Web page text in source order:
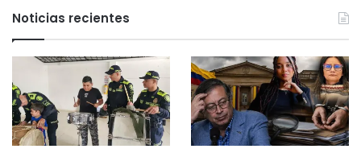
Noticias recientes